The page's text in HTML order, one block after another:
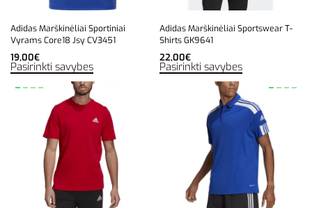
Adidas Marškinėliai Sportiniai
Vyrams Core18 Jsy CV3451
19,00€
Pasirinkti savybes
Adidas Marškinėliai Sportswear T-
Shirts GK9641
22,00€
Pasirinkti savybes